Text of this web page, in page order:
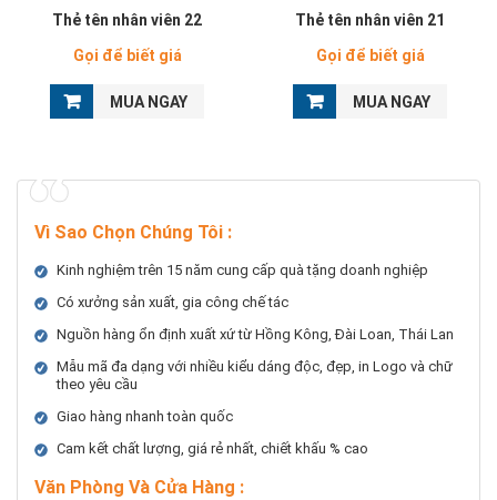
Thẻ tên nhân viên 22
Gọi để biết giá
MUA NGAY
Thẻ tên nhân viên 21
Gọi để biết giá
MUA NGAY
Vì Sao Chọn Chúng Tôi :
Kinh nghiệm trên 15 năm cung cấp quà tặng doanh nghiệp
Có xưởng sản xuất, gia công chế tác
Nguồn hàng ổn định xuất xứ từ Hồng Kông, Đài Loan, Thái Lan
Mẫu mã đa dạng với nhiều kiểu dáng độc, đẹp, in Logo và chữ
theo yêu cầu
Giao hàng nhanh toàn quốc
Cam kết chất lượng, giá rẻ nhất, chiết khấu % cao
Văn Phòng Và Cửa Hàng :